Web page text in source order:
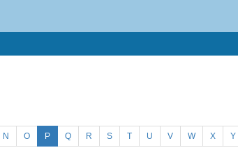
N O P Q R S T U V W X Y